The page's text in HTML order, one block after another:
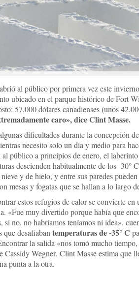
al público por primera vez este
ubicado en el parque histórico de Fort
57.000 dólares canadienses (unos
caro», dice Clint Masse.
dificultades durante la concepción
necesito solo un día y medio para
público a principios de enero, el
descienden habitualmente de los -30°
y de hielo, y entre sus paredes
mesas y fogatas que se hallan a lo largo
estos refugios de calor se convierte
«Fue muy divertido porque había que
si no, no habríamos teníamos ni idea»,
que desafiaban temperaturas de -35° C
la salida «nos tomó mucho
Cassidy Wegner. Clint Masse estima que
punta a la otra.